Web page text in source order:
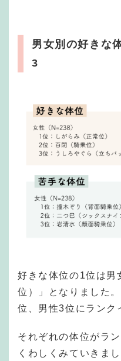
男女別の好きな
3
好きな体位の1位は男
位）」となりました
位、男性3位にランク
それぞれの体位がラ
くわしくみていきまし